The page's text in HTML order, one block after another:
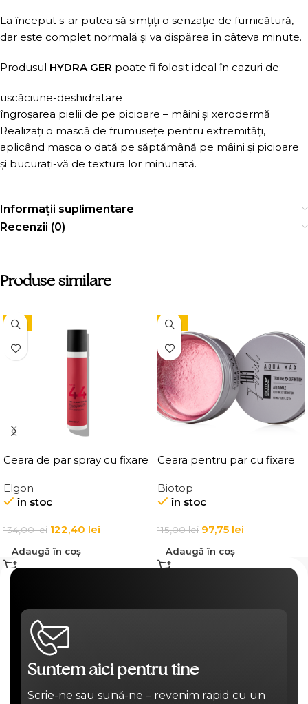
La început s-ar putea să simțiți o senzație de furnicătură,
dar este complet normală și va dispărea în câteva minute.
Produsul HYDRA GER poate fi folosit ideal în cazuri de:
uscăciune-deshidratare
îngroșarea pielii de pe picioare – mâini și xerodermă
Realizați o mască de frumusețe pentru extremități,
aplicând masca o dată pe săptămână pe mâini și picioare
și bucurați-vă de textura lor minunată.
Informații suplimentare
Recenzii (0)
Produse similare
-9%
Ceara de par spray cu fixare
Hold Spray Wax
Elgon
în stoc
134,00lei 122,40 lei
Adaugă în coș
-15%
Ceara pentru par cu fixare
Texture Definition
Biotop
în stoc
115,00lei 97,75 lei
Adaugă în coș
Suntem aici pentru tine
Scrie-ne sau sună-ne – revenim rapid cu un